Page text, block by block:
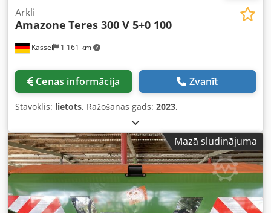
Kassel 1 161 km
Arkli
Amazone Teres 300 V 5+0 100
Cenas informācija Zvanīt
Stāvoklis: lietots, Ražošanas gads: 2023,
Mazā sludinājuma